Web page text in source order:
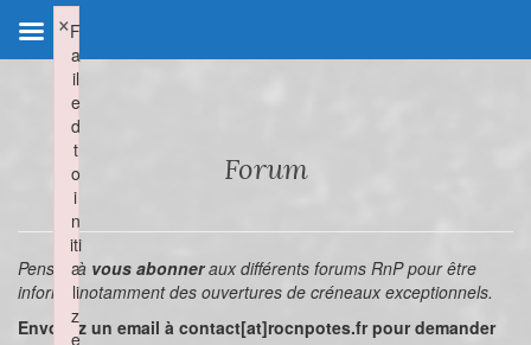
Forum
Pensez à vous abonneraux différents forums RnP pour être
informé notamment des ouvertures de créneaux exceptionnels.
Envoyez un email à contact[at]rocnpotes.fr pour demander
F
a
il
e
d
t
o
i
n
iti
a
li
z
e
×